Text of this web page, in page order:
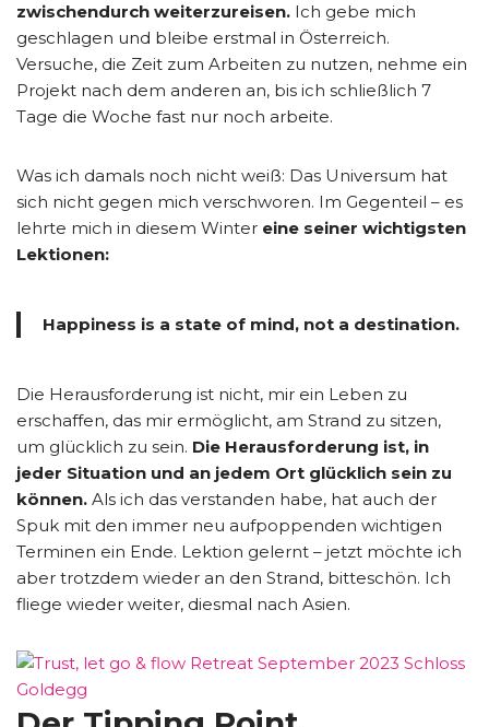
zwischendurch weiterzureisen. Ich gebe mich
geschlagen und bleibe erstmal in Österreich.
Versuche, die Zeit zum Arbeiten zu nutzen, nehme ein
Projekt nach dem anderen an, bis ich schließlich 7
Tage die Woche fast nur noch arbeite.
Was ich damals noch nicht weiß: Das Universum hat
sich nicht gegen mich verschworen. Im Gegenteil – es
lehrte mich in diesem Winter eine seiner wichtigsten
Lektionen:
Happiness is a state of mind, not a destination.
Die Herausforderung ist nicht, mir ein Leben zu
erschaffen, das mir ermöglicht, am Strand zu sitzen,
um glücklich zu sein. Die Herausforderung ist, in
jeder Situation und an jedem Ort glücklich sein zu
können. Als ich das verstanden habe, hat auch der
Spuk mit den immer neu aufpoppenden wichtigen
Terminen ein Ende. Lektion gelernt – jetzt möchte ich
aber trotzdem wieder an den Strand, bitteschön. Ich
fliege wieder weiter, diesmal nach Asien.